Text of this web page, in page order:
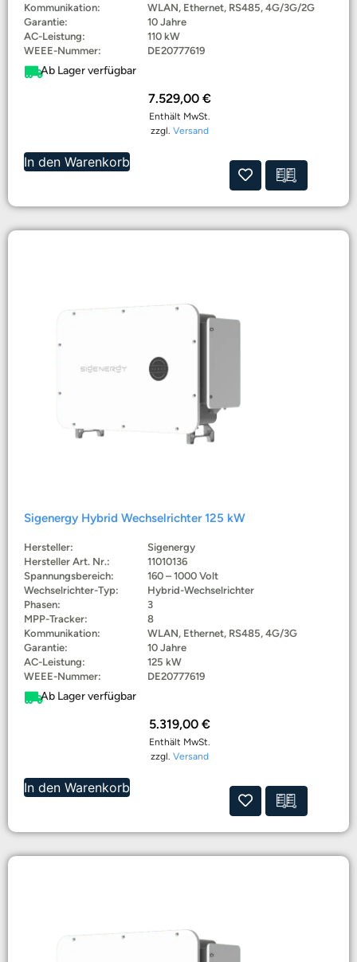
Kommunikation:
WLAN, Ethernet, RS485, 4G/3G/2G
Garantie:
10 Jahre
AC-Leistung:
110 kW
WEEE-Nummer:
DE20777619
Ab Lager verfügbar
7.529,00 €
Enthält MwSt.
zzgl. Versand
In den Warenkorb
Sigenergy Hybrid Wechselrichter 125 kW
Hersteller:
Sigenergy
Hersteller Art. Nr.:
11010136
Spannungsbereich:
160 – 1000 Volt
Wechselrichter-Typ:
Hybrid-Wechselrichter
Phasen:
3
MPP-Tracker:
8
Kommunikation:
WLAN, Ethernet, RS485, 4G/3G
Garantie:
10 Jahre
AC-Leistung:
125 kW
WEEE-Nummer:
DE20777619
Ab Lager verfügbar
5.319,00 €
Enthält MwSt.
zzgl. Versand
In den Warenkorb